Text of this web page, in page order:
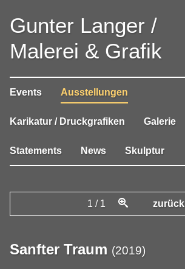
Gunter Langer /
Malerei & Grafik
Events Ausstellungen
Karikatur / Druckgrafiken Galerie
Statements News Skulptur
1 / 1 zurück
Sanfter Traum (2019)